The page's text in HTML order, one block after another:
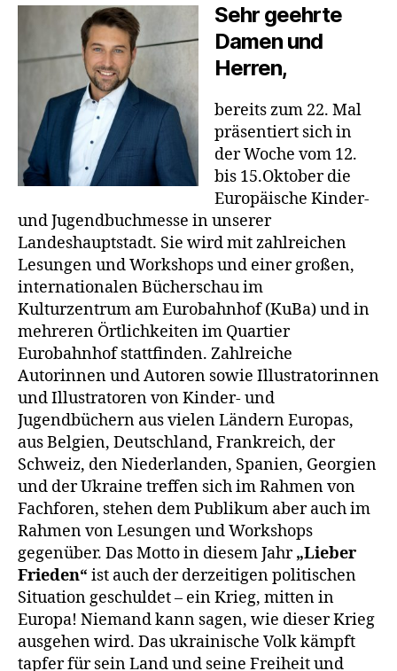
Sehr geehrte
Damen und
Herren,
bereits zum 22. Mal
präsentiert sich in
der Woche vom 12.
bis 15.Oktober die
Europäische Kinder-
und Jugendbuchmesse in unserer
Landeshauptstadt. Sie wird mit zahlreichen
Lesungen und Workshops und einer großen,
internationalen Bücherschau im
Kulturzentrum am Eurobahnhof (KuBa) und in
mehreren Örtlichkeiten im Quartier
Eurobahnhof stattfinden. Zahlreiche
Autorinnen und Autoren sowie Illustratorinnen
und Illustratoren von Kinder- und
Jugendbüchern aus vielen Ländern Europas,
aus Belgien, Deutschland, Frankreich, der
Schweiz, den Niederlanden, Spanien, Georgien
und der Ukraine treffen sich im Rahmen von
Fachforen, stehen dem Publikum aber auch im
Rahmen von Lesungen und Workshops
gegenüber. Das Motto in diesem Jahr„Lieber
Frieden“ ist auch der derzeitigen politischen
Situation geschuldet – ein Krieg, mitten in
Europa! Niemand kann sagen, wie dieser Krieg
ausgehen wird. Das ukrainische Volk kämpft
tapfer für sein Land und seine Freiheit und